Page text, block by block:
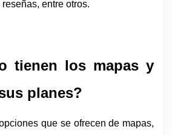
entre otros.
tienen los mapas y
planes?
que se ofrecen de mapas,